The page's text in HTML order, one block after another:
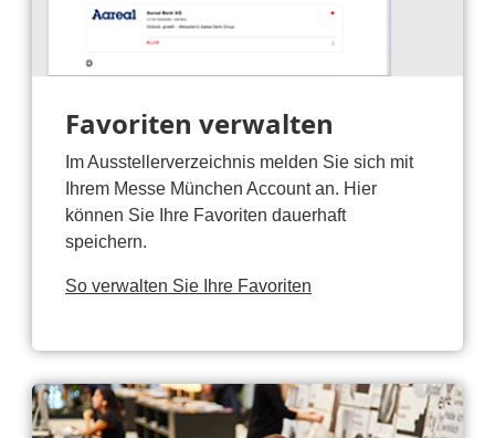
Favoriten verwalten
Im Ausstellerverzeichnis melden Sie sich mit
Ihrem Messe München Account an. Hier
können Sie Ihre Favoriten dauerhaft
speichern.
So verwalten Sie Ihre Favoriten